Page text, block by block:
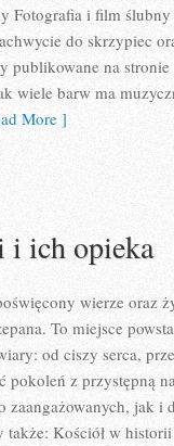
Fotografia i film
do skrzypiec
publikowane na
wiele barw ma
More ]
i ich opieka
wierze oraz
To miejsce
od ciszy serca,
pokoleń z przystępną
zaangażowanych, jak
Kościół w